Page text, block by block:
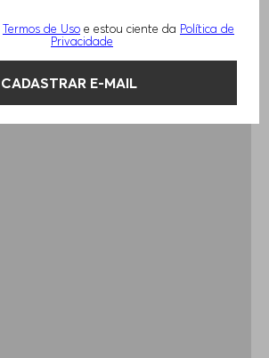
Termos de Uso e estou ciente da Política de
Privacidade
CADASTRAR E-MAIL